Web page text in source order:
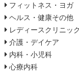
フィットネス・ヨガ
ヘルス・健康その他
レディースクリニック
介護・デイケア
内科・小児科
心療内科